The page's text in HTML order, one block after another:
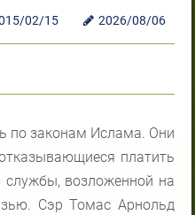
02/15 2026/08/06
по законам Ислама. Они
платить
службы, возложенной на
Сэр Томас Арнольд